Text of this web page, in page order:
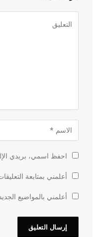
احفظ اسمي، بريدي
أعلمني بمتابعة
أعلمني بالمواضيع